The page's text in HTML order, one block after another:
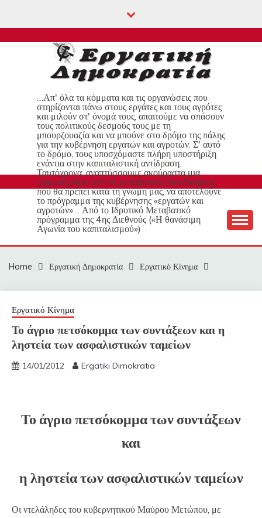
…Απ' όλα τα κόμματα και τις οργανώσεις που
στηρίζονται πάνω στους εργάτες και τους αγρότες
και μιλούν στ' όνομά τους, απαιτούμε να σπάσουν
τους πολιτικούς δεσμούς τους με τη
μπουρζουαζία και να μπούνε στο δρόμο της πάλης
για την κυβέρνηση εργατών και αγροτών. Σ' αυτό
το δρόμο, τους υποσχόμαστε πλήρη υποστήριξη
ενάντια στην καπιταλιστική αντίδραση.
Ταυτόχρονα, αναπτύσσουμε ακούραστα μια
ζύμωση γύρω από τις μεταβατικές διεκδικήσεις
που θα πρέπει κατά τη γνώμη μας, να αποτελούνε
το πρόγραμμα της κυβέρνησης «εργατών και
αγροτών»… Από το Ιδρυτικό Μεταβατικό
πρόγραμμα της 4ης Διεθνούς («Η θανάσιμη
Αγωνία του καπιταλισμού»)
Home Εργατική Δημοκρατία Εργατικό Κίνημα
Εργατικό Κίνημα
Το άγριο πετσόκομμα των συντάξεων και η
ληστεία των ασφαλιστικών ταμείων
14/01/2012 Ergatiki Dimokratia
Το άγριο πετσόκομμα των συντάξεων
και
η ληστεία των ασφαλιστικών ταμείων
Οι ντελάληδες του κυβερνητικού Μαύρου Μετώπου, με